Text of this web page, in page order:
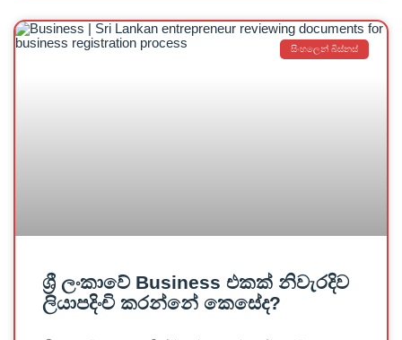
සිංහලෙන් බිස්නස්
ශ්‍රී ලංකාවේ Business එකක් නිවැරදිව
ලියාපදිංචි කරන්නේ කෙසේද?